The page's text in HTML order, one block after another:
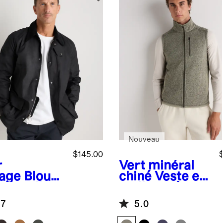
Blouso
$145.00
Vert minéral
chiné Veste en
fermeture à
glissière
Nouveau
5.0